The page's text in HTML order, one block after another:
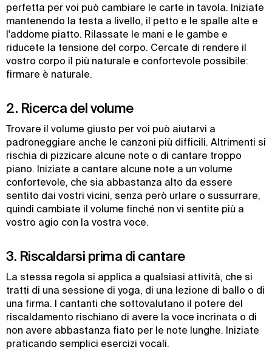
perfetta per voi può cambiare le carte in tavola. Iniziate
mantenendo la testa a livello, il petto e le spalle alte e
l'addome piatto. Rilassate le mani e le gambe e
riducete la tensione del corpo. Cercate di rendere il
vostro corpo il più naturale e confortevole possibile:
firmare è naturale.
2. Ricerca del volume
Trovare il volume giusto per voi può aiutarvi a
padroneggiare anche le canzoni più difficili. Altrimenti si
rischia di pizzicare alcune note o di cantare troppo
piano. Iniziate a cantare alcune note a un volume
confortevole, che sia abbastanza alto da essere
sentito dai vostri vicini, senza però urlare o sussurrare,
quindi cambiate il volume finché non vi sentite più a
vostro agio con la vostra voce.
3. Riscaldarsi prima di cantare
La stessa regola si applica a qualsiasi attività, che si
tratti di una sessione di yoga, di una lezione di ballo o di
una firma. I cantanti che sottovalutano il potere del
riscaldamento rischiano di avere la voce incrinata o di
non avere abbastanza fiato per le note lunghe. Iniziate
praticando semplici esercizi vocali.